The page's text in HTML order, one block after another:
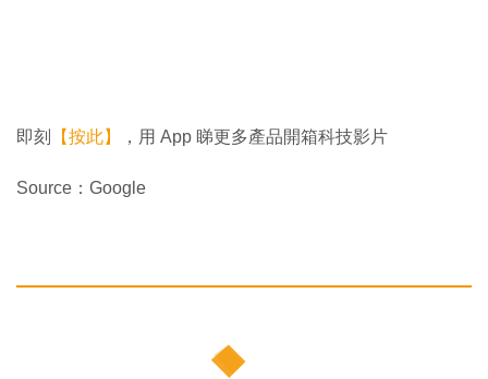
即刻 【按此】 ，用 App 睇更多產品開箱科技影片
Source：Google